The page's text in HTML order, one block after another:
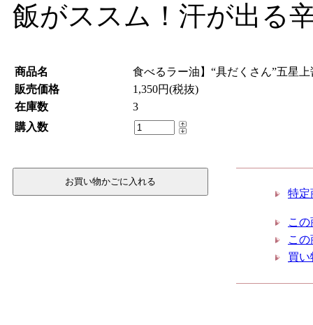
飯がススム！汗が出る
商品名
食べるラー油】“具だくさん”五星
販売価格
1,350円(税抜)
在庫数
3
購入数
特定
こ
こ
買い